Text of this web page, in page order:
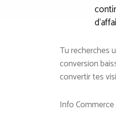
Tu recherches
conversion
convertir tes
Info